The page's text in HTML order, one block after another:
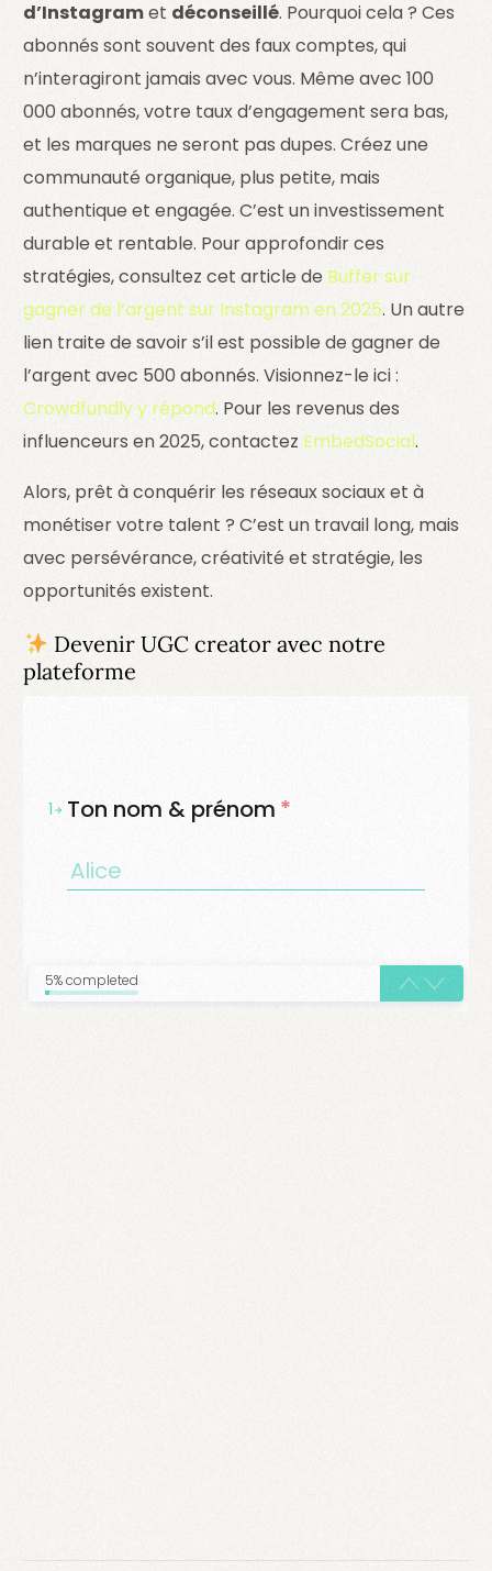
d’Instagramet déconseillé. Pourquoi cela ? Ces
abonnés sont souvent des faux comptes, qui
n’interagiront jamais avec vous. Même avec 100
000 abonnés, votre taux d’engagement sera bas,
et les marques ne seront pas dupes. Créez une
communauté organique, plus petite, mais
authentique et engagée. C’est un investissement
durable et rentable. Pour approfondir ces
stratégies, consultez cet article de Buffer sur
gagner de l’argent sur Instagram en 2025. Un autre
lien traite de savoir s’il est possible de gagner de
l’argent avec 500 abonnés. Visionnez-le ici :
Crowdfundly y répond. Pour les revenus des
influenceurs en 2025, contactez EmbedSocial.
Alors, prêt à conquérir les réseaux sociaux et à
monétiser votre talent ? C’est un travail long, mais
avec persévérance, créativité et stratégie, les
opportunités existent.
Devenir UGC creator avec notre
plateforme
1 Ton nom & prénom *
5% completed